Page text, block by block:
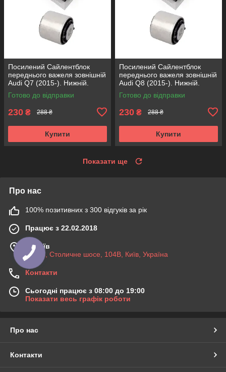
Посилений Сайлентблок
переднього важеля зовнішній
Audi Q7 (2015-). Нижній.
КОРЕЯ Acsuss! FE175192 ,
VKDS331087
Готово до відправки
230 ₴ 288 ₴
Купити
Посилений Сайлентблок
переднього важеля зовнішній
Audi Q8 (2015-). Нижній.
КОРЕЯ Acsuss! FE175192 ,
VKDS331087
Готово до відправки
230 ₴ 288 ₴
Купити
Показати ще
Про нас
100% позитивних з 300 відгуків за рік
Працює з 22.02.2018
м. Київ
03045, Столичне шосе, 104B, Київ, Україна
Контакти
Сьогодні працює з 08:00 до 19:00
Показати весь графік роботи
Про нас
Контакти